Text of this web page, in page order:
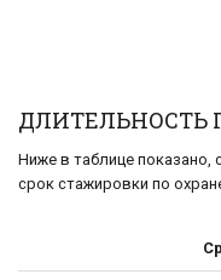
ДЛИТЕЛЬНОСТЬ
Ниже в таблице
срок стажировки по